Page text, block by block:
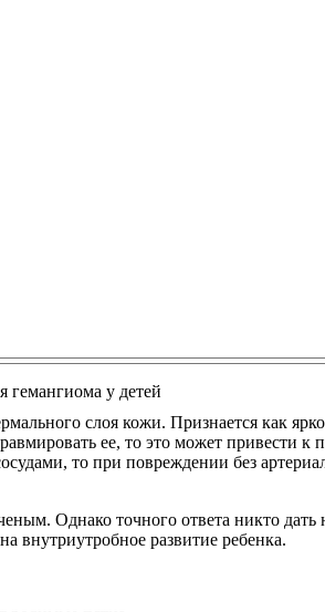
слоя кожи. Признается как
ее, то это может привести
то при повреждении без
Однако точного ответа никто
внутриутробное развитие ребенка.